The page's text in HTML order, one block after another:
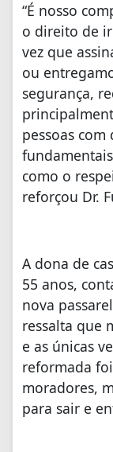
“É nosso
o direito de
vez que
ou
segurança,
pessoas com
como o
reforçou Dr.
A dona de
55 anos,
nova
ressalta que
e as únicas
reformada
moradores,
para sair e